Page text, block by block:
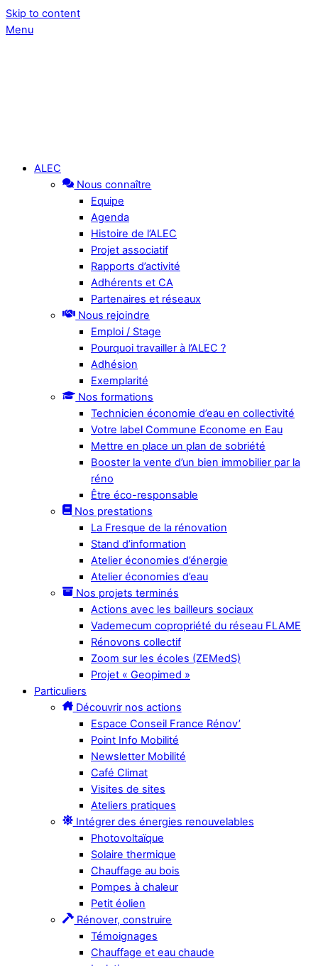
Skip to content
Menu
ALEC
Nous connaître
Equipe
Agenda
Histoire de l’ALEC
Projet associatif
Rapports d’activité
Adhérents et CA
Partenaires et réseaux
Nous rejoindre
Emploi / Stage
Pourquoi travailler à l’ALEC ?
Adhésion
Exemplarité
Nos formations
Technicien économie d’eau en collectivité
Votre label Commune Econome en Eau
Mettre en place un plan de sobriété
Booster la vente d’un bien immobilier par la
réno
Être éco-responsable
Nos prestations
La Fresque de la rénovation
Stand d’information
Atelier économies d’énergie
Atelier économies d’eau
Nos projets terminés
Actions avec les bailleurs sociaux
Vademecum copropriété du réseau FLAME
Rénovons collectif
Zoom sur les écoles (ZEMedS)
Projet « Geopimed »
Particuliers
Découvrir nos actions
Espace Conseil France Rénov’
Point Info Mobilité
Newsletter Mobilité
Café Climat
Visites de sites
Ateliers pratiques
Intégrer des énergies renouvelables
Photovoltaïque
Solaire thermique
Chauffage au bois
Pompes à chaleur
Petit éolien
Rénover, construire
Témoignages
Chauffage et eau chaude